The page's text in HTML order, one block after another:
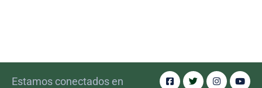
Estamos conectados en